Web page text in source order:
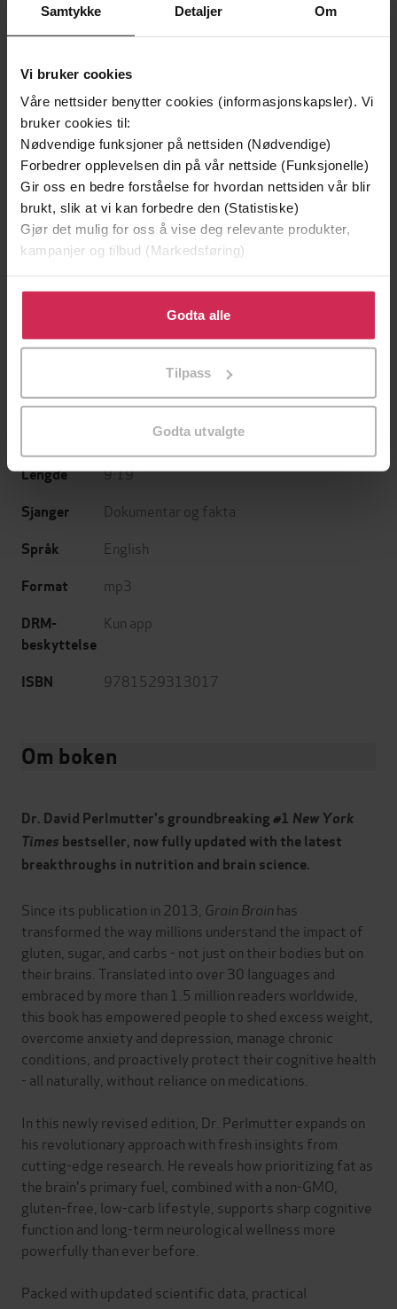
Samtykke Detaljer Om
Vi bruker cookies
Våre nettsider benytter cookies (informasjonskapsler). Vi
bruker cookies til:
Nødvendige funksjoner på nettsiden (Nødvendige)
Forbedrer opplevelsen din på vår nettside (Funksjonelle)
Gir oss en bedre forståelse for hvordan nettsiden vår blir
brukt, slik at vi kan forbedre den (Statistiske)
Gjør det mulig for oss å vise deg relevante produkter,
kampanjer og tilbud (Markedsføring)
Klikk på «Godta alle» for å gi oss ditt samtykke til å
bruke cookies for alle disse formålene. Du kan også
tilpasse ditt samtykke til spesifikke formål ved å klikke
Godta alle
Tilpass
Godta utvalgte
199,-
Minnesota
Jo Nesbø
EBOK
349,-
Jørn Lier Horst
EBOK
The International Bestseller: The Surprising
Brain's Silent Killers
Forfattere David Perlmutter(forfatter),Peter Ganim
Forlag Yellow Kite
03.10.2019
Lengde 9:19
Sjanger Dokumentar og fakta
Språk English
Format mp3
DRM-
beskyttelse
Kun app
ISBN 9781529313017
Om boken
Dr. David Perlmutter's groundbreaking #1 New York
Times bestseller, now fully updated with the latest
breakthroughs in nutrition and brain science.
Since its publication in 2013, Grain Brain has
transformed the way millions understand the impact of
gluten, sugar, and carbs - not just on their bodies but on
their brains. Translated into over 30 languages and
embraced by more than 1.5 million readers worldwide,
this book has empowered people to shed excess weight,
overcome anxiety and depression, manage chronic
conditions, and proactively protect their cognitive health
- all naturally, without reliance on medications.
In this newly revised edition, Dr. Perlmutter expands on
his revolutionary approach with fresh insights from
cutting-edge research. He reveals how prioritizing fat as
the brain's primary fuel, combined with a non-GMO,
gluten-free, low-carb lifestyle, supports sharp cognitive
function and long-term neurological wellness more
powerfully than ever before.
Packed with updated scientific data, practical